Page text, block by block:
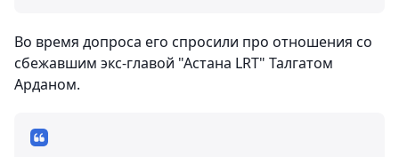
Во время допроса его спросили про отношения со
сбежавшим экс-главой "Астана LRT" Талгатом
Арданом.